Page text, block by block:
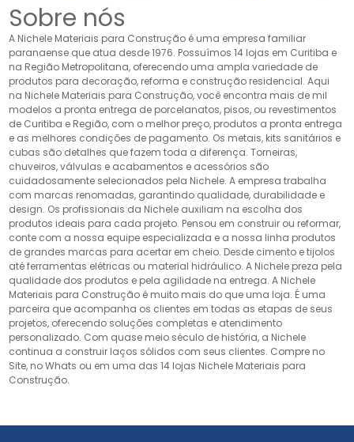
Sobre nós
A Nichele Materiais para Construção é uma empresa familiar
paranaense que atua desde 1976. Possuímos 14 lojas em Curitiba e
na Região Metropolitana, oferecendo uma ampla variedade de
produtos para decoração, reforma e construção residencial. Aqui
na Nichele Materiais para Construção, você encontra mais de mil
modelos a pronta entrega de porcelanatos, pisos, ou revestimentos
de Curitiba e Região, com o melhor preço, produtos a pronta entrega
e as melhores condições de pagamento. Os metais, kits sanitários e
cubas são detalhes que fazem toda a diferença. Torneiras,
chuveiros, válvulas e acabamentos e acessórios são
cuidadosamente selecionados pela Nichele. A empresa trabalha
com marcas renomadas, garantindo qualidade, durabilidade e
design. Os profissionais da Nichele auxiliam na escolha dos
produtos ideais para cada projeto. Pensou em construir ou reformar,
conte com a nossa equipe especializada e a nossa linha produtos
de grandes marcas para acertar em cheio. Desde cimento e tijolos
até ferramentas elétricas ou material hidráulico. A Nichele preza pela
qualidade dos produtos e pela agilidade na entrega. A Nichele
Materiais para Construção é muito mais do que uma loja. É uma
parceira que acompanha os clientes em todas as etapas de seus
projetos, oferecendo soluções completas e atendimento
personalizado. Com quase meio século de história, a Nichele
continua a construir laços sólidos com seus clientes. Compre no
Site, no Whats ou em uma das 14 lojas Nichele Materiais para
Construção.